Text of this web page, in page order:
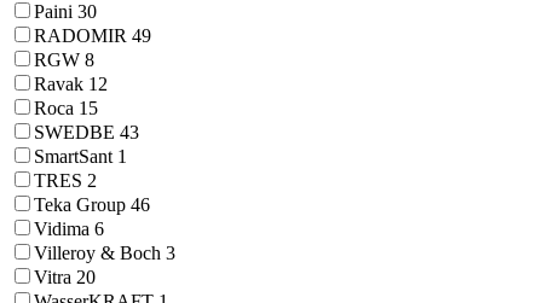
Paini 30
RADOMIR 49
RGW 8
Ravak 12
Roca 15
SWEDBE 43
SmartSant 1
TRES 2
Teka Group 46
Vidima 6
Villeroy & Boch 3
Vitra 20